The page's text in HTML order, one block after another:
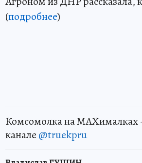
(подробнее)
Комсомолка на MAXималках
канале @truekpru